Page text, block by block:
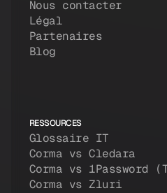
Nous contacter
Légal
Partenaires
Blog
RESSOURCES
Glossaire IT
Corma vs Cledara
Corma vs 1Password
Corma vs Zluri